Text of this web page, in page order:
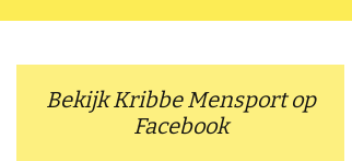
Bekijk Kribbe Mensport op
Facebook